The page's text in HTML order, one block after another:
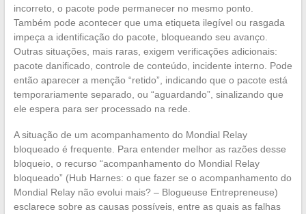
incorreto, o pacote pode permanecer no mesmo ponto.
Também pode acontecer que uma etiqueta ilegível ou rasgada
impeça a identificação do pacote, bloqueando seu avanço.
Outras situações, mais raras, exigem verificações adicionais:
pacote danificado, controle de conteúdo, incidente interno. Pode
então aparecer a menção “retido”, indicando que o pacote está
temporariamente separado, ou “aguardando”, sinalizando que
ele espera para ser processado na rede.
A situação de um acompanhamento do Mondial Relay
bloqueado é frequente. Para entender melhor as razões desse
bloqueio, o recurso “acompanhamento do Mondial Relay
bloqueado” (Hub Harnes: o que fazer se o acompanhamento do
Mondial Relay não evolui mais? – Blogueuse Entrepreneuse)
esclarece sobre as causas possíveis, entre as quais as falhas